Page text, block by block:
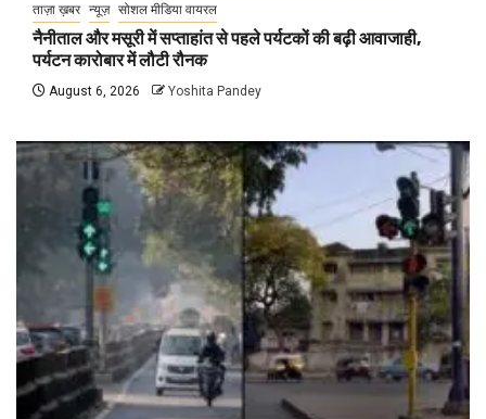
ताज़ा ख़बर न्यूज़ सोशल मीडिया वायरल
नैनीताल और मसूरी में सप्ताहांत से पहले पर्यटकों की बढ़ी आवाजाही,
पर्यटन कारोबार में लौटी रौनक
August 6, 2026 Yoshita Pandey